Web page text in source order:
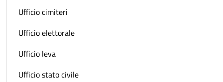
Ufficio cimiteri
Ufficio elettorale
Ufficio leva
Ufficio stato civile